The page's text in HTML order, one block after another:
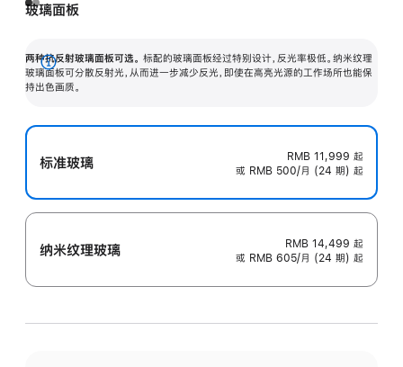
玻璃面板
两种抗反射玻璃面板可选。 标配的玻璃面板经过特别设计，反光率极低。纳米纹理
玻璃面板可分散反射光，从而进一步减少反光，即使在高亮光源的工作场所也能保
持出色画质。
展
开
标准玻璃 RMB 11,999 起
或 RMB 500/月 (24 期) 起
纳米纹理玻璃 RMB 14,499 起
或 RMB 605/月 (24 期) 起